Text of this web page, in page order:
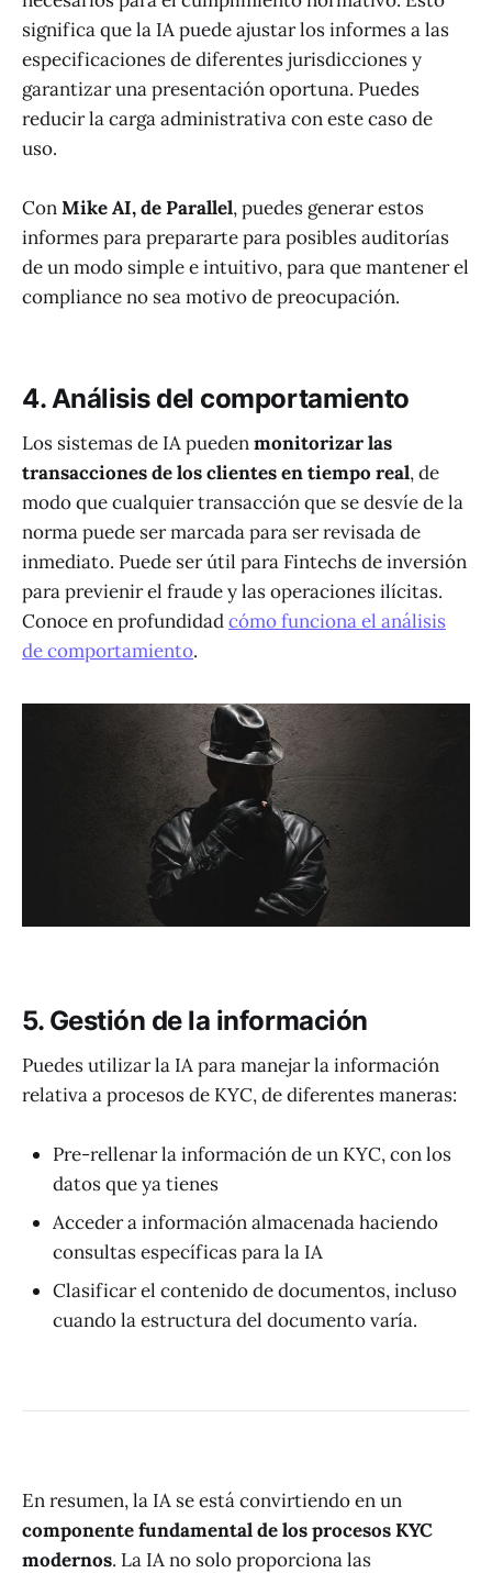
significa que la IA puede ajustar los informes a las
especificaciones de diferentes jurisdicciones y
garantizar una presentación oportuna. Puedes
reducir la carga administrativa con este caso de
uso.
ConMike AI, de Parallel, puedes generar estos
informes para prepararte para posibles auditorías
de un modo simple e intuitivo, para que mantener el
compliance no sea motivo de preocupación.
4. Análisis del comportamiento
Los sistemas de IA puedenmonitorizar las
transacciones de los clientes en tiempo real, de
modo que cualquier transacción que se desvíe de la
norma puede ser marcada para ser revisada de
inmediato. Puede ser útil para Fintechs de inversión
para previenir el fraude y las operaciones ilícitas.
Conoce en profundidadcómo funciona el análisis
de comportamiento.
5. Gestión de la información
Puedes utilizar la IA para manejar la información
relativa a procesos de KYC, de diferentes maneras:
Pre-rellenar la información de un KYC, con los
datos que ya tienes
Acceder a información almacenada haciendo
consultas específicas para la IA
Clasificar el contenido de documentos, incluso
cuando la estructura del documento varía.
En resumen, la IA se está convirtiendo en un
componente fundamental de los procesos KYC
modernos. La IA no solo proporciona las